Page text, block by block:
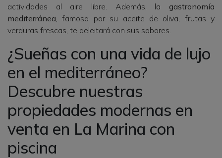
actividades al aire libre. Además, la gastronomía
mediterránea,
famosa por su aceite de oliva, frutas y
verduras frescas, te deleitará con sus sabores.
¿Sueñas con una vida de lujo
en el mediterráneo?
Descubre nuestras
propiedades modernas en
venta en La Marina con
piscina